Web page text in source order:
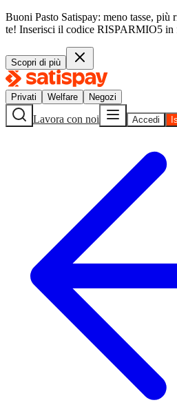
Buoni Pasto Satispay: meno tasse, più
te! Inserisci il codice RISPARMIO5 in
Scopri di più
Privati Welfare Negozi
Lavora con noi Accedi